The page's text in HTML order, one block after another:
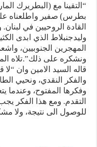
“التقينا مع (البطريرك
بطرس) صفير واطلعناه
القادة الروحيين في
وليدجنبلاط الذي ابدى
المهجرين الجنوبيين،
ونشكره على ذلك”.تلاه
قاله السيد الامين وان
والفكر النقدي، ونحيي
وفكرها المفتوح، وعندما
التقدم. ومع هذا الفكر
للوصول الى نتيجة، ولا